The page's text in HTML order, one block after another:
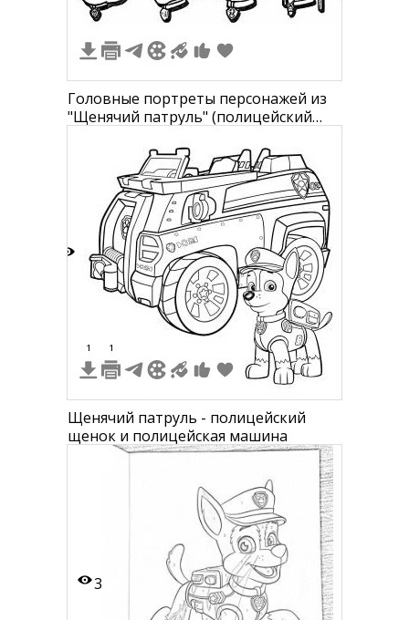
Головные портреты персонажей из
"Щенячий патруль" (полицейский
щенок, щенок в кепке, еще один
щенок в кепке, пилотный щенок и
щенок с ушками)
1 1
Щенячий патруль - полицейский
щенок и полицейская машина
3